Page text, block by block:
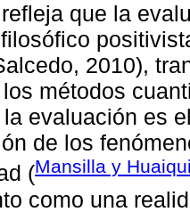
que la
2010),
métodos
evaluación es
de los
(Mansilla y
como una